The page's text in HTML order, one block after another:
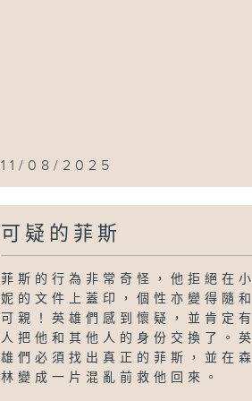
11/08/2025
可疑的菲斯
菲斯的行為非常奇怪，他拒絕在小
妮的文件上蓋印，個性亦變得隨和
可親！英雄們感到懷疑，並肯定有
人把他和其他人的身份交換了。英
雄們必須找出真正的菲斯，並在森
林變成一片混亂前救他回來。